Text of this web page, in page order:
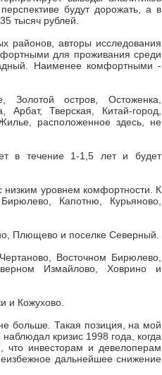
будут дорожать, а в
тысяч рублей.
районов, авторы исследования
для проживания среди
Наименее комфортными -
Золотой остров, Остоженка,
Тверская, Китай-город,
расположенное здесь, не
в течение 1-1,5 лет и будет
низким уровнем комфортности. К
Капотню, Курьяново,
Плющево и поселке Северный.
Восточном Бирюлево,
Измайлово, Ховрино и
и Кожухово.
больше. Такая позиция, на мой
кризис 1998 года, когда
что инвесторам и девелоперам
дальнейшее снижение